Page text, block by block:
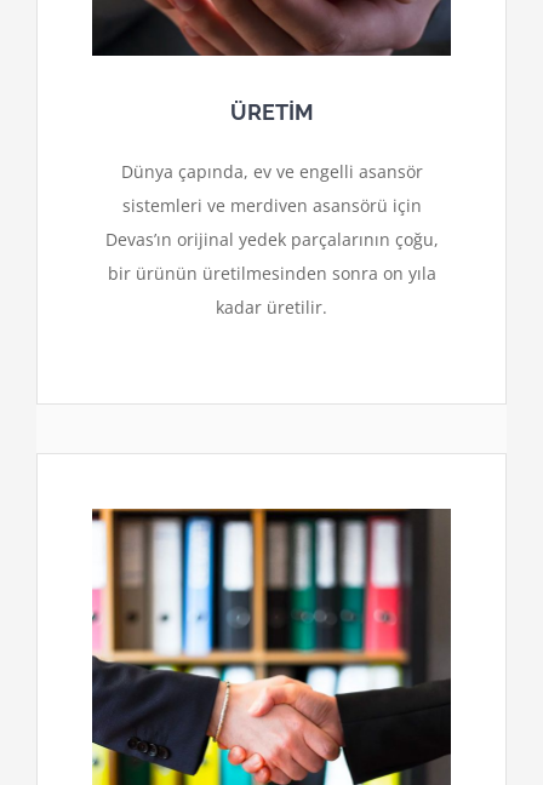
ÜRETİM
Dünya çapında, ev ve engelli asansör
sistemleri ve merdiven asansörü için
Devas’ın orijinal yedek parçalarının çoğu,
bir ürünün üretilmesinden sonra on yıla
kadar üretilir.